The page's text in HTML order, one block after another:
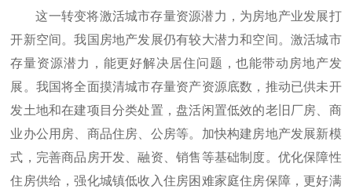
这一转变将激活城市存量资源潜力，为房地产业发展打
开新空间。我国房地产发展仍有较大潜力和空间。激活城市
存量资源潜力，能更好解决居住问题，也能带动房地产发
展。我国将全面摸清城市存量资产资源底数，推动已供未开
发土地和在建项目分类处置，盘活闲置低效的老旧厂房、商
业办公用房、商品住房、公房等。加快构建房地产发展新模
式，完善商品房开发、融资、销售等基础制度。优化保障性
住房供给，强化城镇低收入住房困难家庭住房保障，更好满